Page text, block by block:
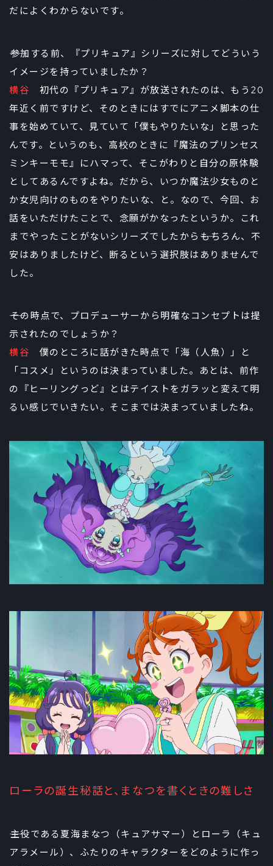
だによくわからないです。
――参加する前、『プリキュア』シリーズに対してどういう
イメージを持っていましたか？
横谷 初代の『プリキュア』が放送されたのは、もう20
年近く前ですけど、そのときにはすでにアニメ脚本の仕
事を始めていて、見ていて「僕もやりたいな」と思った
んです。というのも、高校のときに『魔法のプリンセス
ミンキーモモ』にハマって、そこがわりと自分の原体験
としてあるんですよね。だから、いつか魔法少女ものと
か女児向けのものをやりたいな、と。なので、今回、お
話をいただけたことで、念願がかなったというか。これ
までやったことがないシリーズでしたから――もちろん、不
安はありましたけど、断るという選択肢はありませんで
した。
――その時点で、プロデューサーから明確なコンセプトは提
示されたのでしょうか？
横谷 僕のところに話がきた時点で「海（人魚）」と
「コスメ」というのは決まっていました。あとは、前作
の『ヒーリングっど』とはテイストをガラッと変えて明
るい感じでいきたい。そこまでは決まっていましたね。
ローラの誕生秘話と、まなつを書くときの難しさ
――主役である夏海まなつ（キュアサマー）とローラ（キュ
アラメール）、ふたりのキャラクターをどのように作っ